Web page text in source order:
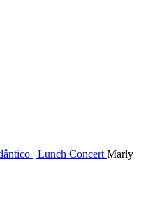
| Lunch Concert Marly